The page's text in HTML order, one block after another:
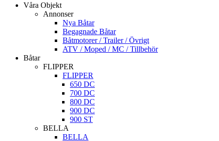
Våra Objekt
Annonser
Nya Båtar
Begagnade Båtar
Båtmotorer / Trailer / Övrigt
ATV / Moped / MC / Tillbehör
Båtar
FLIPPER
FLIPPER
650 DC
700 DC
800 DC
900 DC
900 ST
BELLA
BELLA